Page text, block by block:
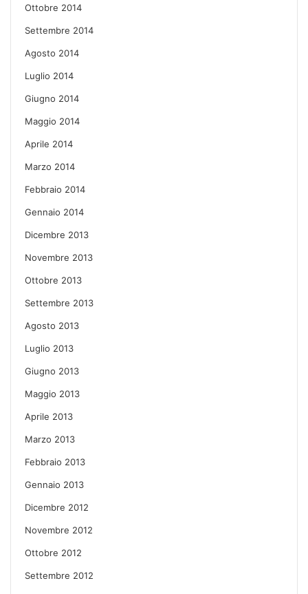
Ottobre 2014
Settembre 2014
Agosto 2014
Luglio 2014
Giugno 2014
Maggio 2014
Aprile 2014
Marzo 2014
Febbraio 2014
Gennaio 2014
Dicembre 2013
Novembre 2013
Ottobre 2013
Settembre 2013
Agosto 2013
Luglio 2013
Giugno 2013
Maggio 2013
Aprile 2013
Marzo 2013
Febbraio 2013
Gennaio 2013
Dicembre 2012
Novembre 2012
Ottobre 2012
Settembre 2012